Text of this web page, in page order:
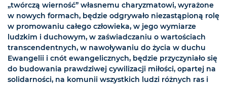
„twórczą wierność” własnemu charyzmatowi, wyrażone
w nowych formach, będzie odgrywało niezastąpioną rolę
w promowaniu całego człowieka, w jego wymiarze
ludzkim i duchowym, w zaświadczaniu o wartościach
transcendentnych, w nawoływaniu do życia w duchu
Ewangelii i cnót ewangelicznych, będzie przyczyniało się
do budowania prawdziwej cywilizacji miłości, opartej na
solidarności, na komunii wszystkich ludzi różnych ras i